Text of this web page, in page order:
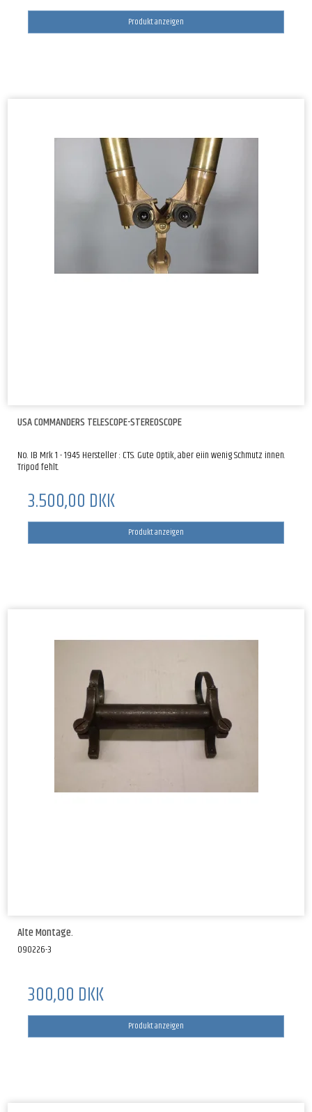
Produkt anzeigen
USA COMMANDERS TELESCOPE-STEREOSCOPE
No. IB Mrk 1 - 1945 Hersteller : CTS. Gute Optik, aber eiin wenig Schmutz innen.
Tripod fehlt.
3.500,00 DKK
Produkt anzeigen
Alte Montage.
090226-3
300,00 DKK
Produkt anzeigen